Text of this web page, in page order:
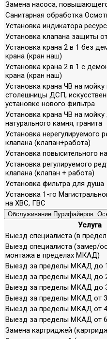
Замена насоса,
Санитарная обработка
Установка индикатора
Установка клапана защиты
Установка крана 2 в 1 без
крана (кран наш)
Установка крана 2 в 1 с
крана (кран наш)
Установка крана ЧВ на мойку
столешницы ДСП,
установке нового фильтра
Установка крана ЧВ на
натурального камня, гранита
Установка нерегулируемого
клапана (клапан+работа)
Установка повысительного
Установка регулируемого
клапана (клапан + работа)
Установка фильтра для душа
Установка 1-го
на ХВС, ГВС
Обслуживание Пурифайеров.
Услуга
Выезд специалиста (в
Выезд специалиста (замер/
монтажа в пределах МКАД)
Выезд за пределы МКАД до
Выезд за пределы МКАД до
Выезд за пределы МКАД до
Выезд за пределы МКАД от
Выезд за пределы МКАД от
Выезд за пределы МКАД от
Замена картриджей